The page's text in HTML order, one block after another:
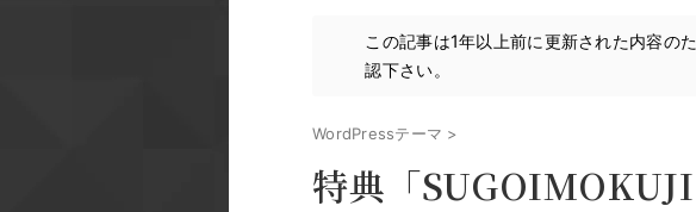
この記事は1年以上前に更新された内容の
認下さい。
WordPressテーマ >
特典「